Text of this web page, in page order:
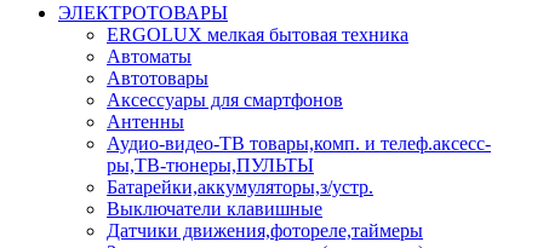
ЭЛЕКТРОТОВАРЫ
ERGOLUX мелкая бытовая техника
Автоматы
Автотовары
Аксессуары для смартфонов
Антенны
Аудио-видео-ТВ товары,комп. и телеф.аксесс-
ры,ТВ-тюнеры,ПУЛЬТЫ
Батарейки,аккумуляторы,з/устр.
Выключатели клавишные
Датчики движения,фотореле,таймеры